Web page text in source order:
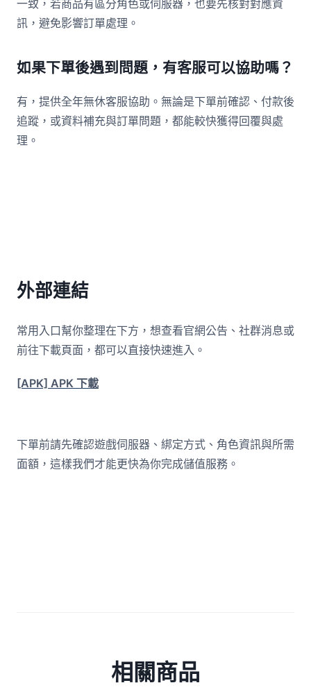
一致，若商品有區分角色或伺服器，也要先核對對應資
訊，避免影響訂單處理。
如果下單後遇到問題，有客服可以協助嗎？
有，提供全年無休客服協助。無論是下單前確認、付款後
追蹤，或資料補充與訂單問題，都能較快獲得回覆與處
理。
外部連結
常用入口幫你整理在下方，想查看官網公告、社群消息或
前往下載頁面，都可以直接快速進入。
[APK] APK 下載
下單前請先確認遊戲伺服器、綁定方式、角色資訊與所需
面額，這樣我們才能更快為你完成儲值服務。
相關商品